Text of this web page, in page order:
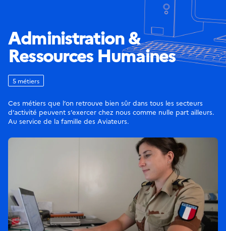
Administration &
Ressources Humaines
5 métiers
Ces métiers que l’on retrouve bien sûr dans tous les secteurs
d’activité peuvent s’exercer chez nous comme nulle part ailleurs.
Au service de la famille des Aviateurs.